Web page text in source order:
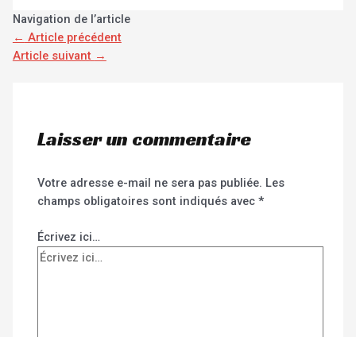
Navigation de l’article
← Article précédent
Article suivant →
Laisser un commentaire
Votre adresse e-mail ne sera pas publiée. Les
champs obligatoires sont indiqués avec*
Écrivez ici…